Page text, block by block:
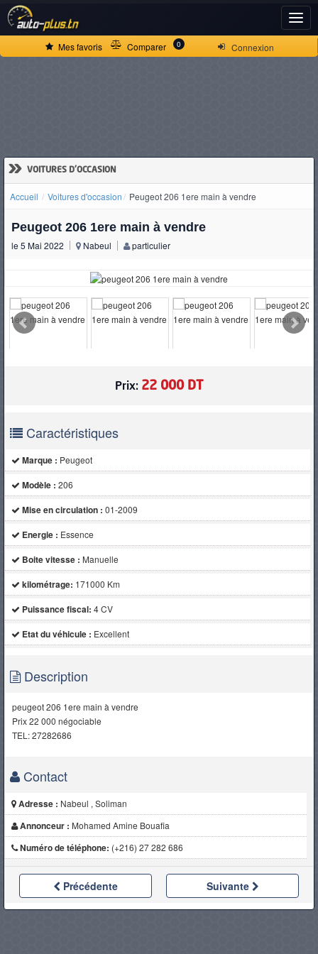
Connexion
Mes favoris Comparer 0
» VOITURES D'OCCASION
Accueil Voitures d'occasion Peugeot 206 1ere main à vendre
Peugeot 206 1ere main à vendre
le 5 Mai 2022 Nabeul particulier
Prix: 22 000 DT
Caractéristiques
Marque : Peugeot
Modèle : 206
Mise en circulation : 01-2009
Energie : Essence
Boite vitesse : Manuelle
kilométrage: 171000 Km
Puissance fiscal: 4 CV
Etat du véhicule : Excellent
Description
peugeot 206 1ere main à vendre
Prix 22 000 négociable
TEL: 27282686
Contact
Adresse : Nabeul , Soliman
Annonceur : Mohamed Amine Bouafia
Numéro de téléphone: (+216) 27 282 686
Précédente Suivante
ACCUEIL
D'OCCASION